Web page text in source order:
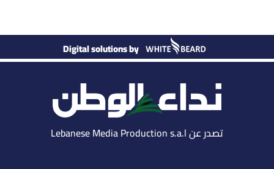
Digital solutions by
تصدر عن Lebanese Media Production s.a.l